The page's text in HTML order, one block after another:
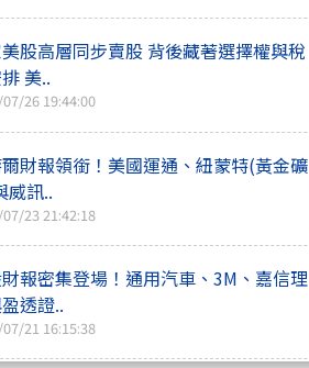
股高層同步賣股 背後藏著選擇權與稅
美..
26 19:44:00
財報領銜！美國運通、紐蒙特(黃金礦
威訊..
23 21:42:18
報密集登場！通用汽車、3M、嘉信理
透證..
21 16:15:38